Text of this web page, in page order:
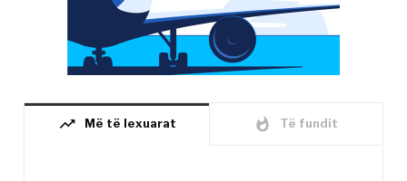
trending_up Më të lexuarat whatshot Të fundit